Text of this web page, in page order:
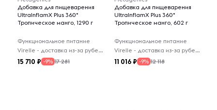
Добавка для пищеварения
UltralnflamX Plus 360°
Тропическое манго, 1290 г
Функциональное питание
Virelle - доставка из-за рубежа
15 710 -9% 17 281
Добавка для пищеварения
UltralnflamX Plus 360°
Тропическое манго, 602 г
Функциональное питание
Virelle - доставка из-за рубежа
11 016 -9% 12 118